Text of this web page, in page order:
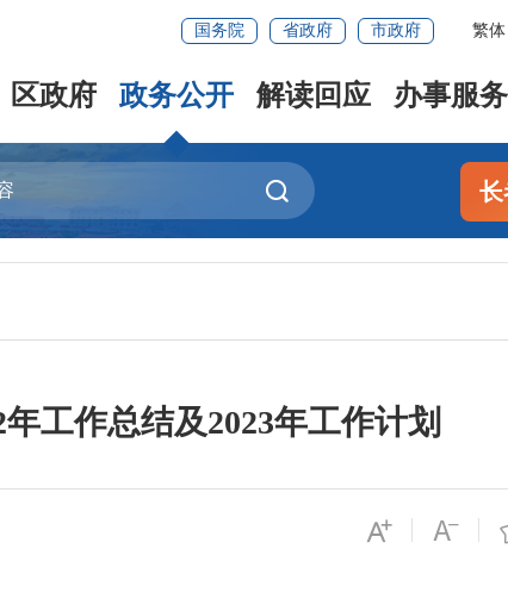
国务院 省政府 市政府 繁体
区政府 政务公开 解读回应 办事服务
长
工作总结及2023年工作计划